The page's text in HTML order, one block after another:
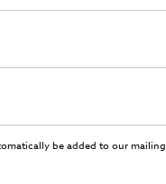
be added to our mailing